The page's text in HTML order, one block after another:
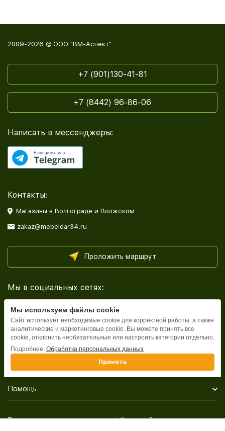
2009-2026 © ООО "ВМ-Аспект"
+7 (901)130-41-81
+7 (8442) 96-86-06
Написать в мессенджеры:
Контакты:
Магазины в Волгограде и Волжском
zakaz@mebeldar34.ru
Проложить маршрут
Мы в социальных сетях:
Каталог
Помощь
Политика персональных данных Карта сайта
Мы используем файлы cookie
Сайт использует необходимые cookie для корректной работы, а также
аналитические и маркетинговые cookie. Вы можете принять все
cookie, отклонить необязательные или настроить категории отдельно.
Подробнее: Обработка персональных данных
Принять